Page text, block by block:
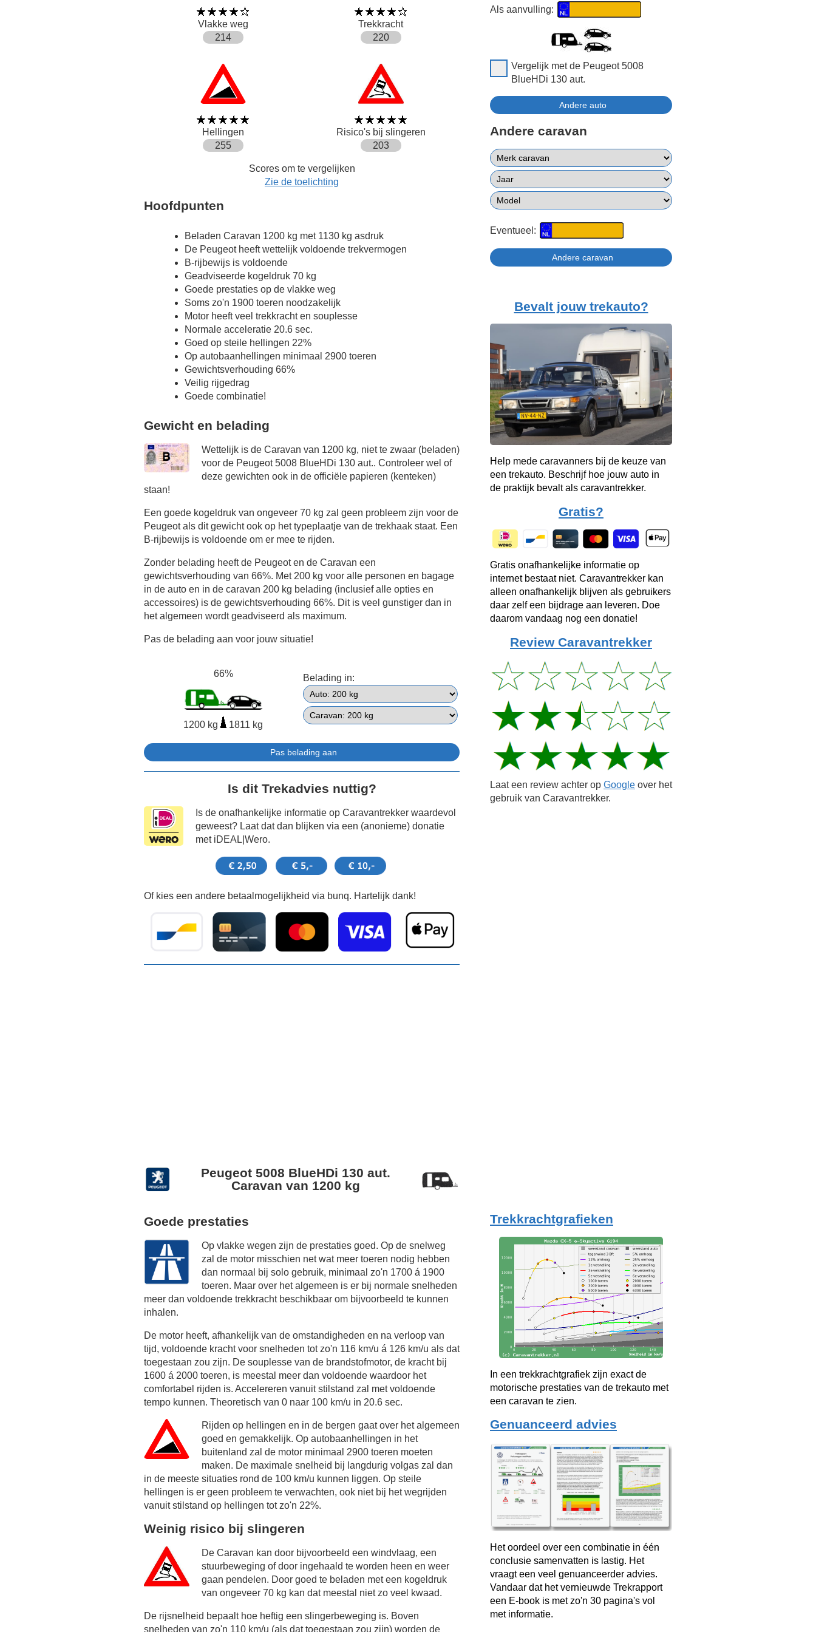
Vlakke weg
Trekkracht
214
220
Hellingen
Risico's bij slingeren
255
203
Scores om te vergelijken
Zie de toelichting
Hoofdpunten
Beladen Caravan 1200 kg met 1130 kg asdruk
De Peugeot heeft wettelijk voldoende trekvermogen
B-rijbewijs is voldoende
Geadviseerde kogeldruk 70 kg
Goede prestaties op de vlakke weg
Soms zo'n 1900 toeren noodzakelijk
Motor heeft veel trekkracht en souplesse
Normale acceleratie 20.6 sec.
Goed op steile hellingen 22%
Op autobaanhellingen minimaal 2900 toeren
Gewichtsverhouding 66%
Veilig rijgedrag
Goede combinatie!
Gewicht en belading
Wettelijk is de Caravan van 1200 kg, niet te zwaar (beladen)
voor de Peugeot 5008 BlueHDi 130 aut.. Controleer wel of
deze gewichten ook in de officiële papieren (kenteken)
staan!
Een goede kogeldruk van ongeveer 70 kg zal geen probleem zijn voor de
Peugeot als dit gewicht ook op het typeplaatje van de trekhaak staat. Een
B-rijbewijs is voldoende om er mee te rijden.
Zonder belading heeft de Peugeot en de Caravan een
gewichtsverhouding van 66%. Met 200 kg voor alle personen en bagage
in de auto en in de caravan 200 kg belading (inclusief alle opties en
accessoires) is de gewichtsverhouding 66%. Dit is veel gunstiger dan in
het algemeen wordt geadviseerd als maximum.
Pas de belading aan voor jouw situatie!
66%
1200 kg 1811 kg
Belading in:
Is dit Trekadvies nuttig?
Is de onafhankelijke informatie op Caravantrekker waardevol
geweest? Laat dat dan blijken via een (anonieme) donatie
met iDEAL|Wero.
Of kies een andere betaalmogelijkheid via bunq. Hartelijk dank!
Peugeot 5008 BlueHDi 130 aut.
Caravan van 1200 kg
Goede prestaties
Op vlakke wegen zijn de prestaties goed. Op de snelweg
zal de motor misschien net wat meer toeren nodig hebben
dan normaal bij solo gebruik, minimaal zo'n 1700 á 1900
toeren. Maar over het algemeen is er bij normale snelheden
meer dan voldoende trekkracht beschikbaar om bijvoorbeeld te kunnen
inhalen.
De motor heeft, afhankelijk van de omstandigheden en na verloop van
tijd, voldoende kracht voor snelheden tot zo'n 116 km/u á 126 km/u als dat
toegestaan zou zijn. De souplesse van de brandstofmotor, de kracht bij
1600 á 2000 toeren, is meestal meer dan voldoende waardoor het
comfortabel rijden is. Accelereren vanuit stilstand zal met voldoende
tempo kunnen. Theoretisch van 0 naar 100 km/u in 20.6 sec.
Rijden op hellingen en in de bergen gaat over het algemeen
goed en gemakkelijk. Op autobaanhellingen in het
buitenland zal de motor minimaal 2900 toeren moeten
maken. De maximale snelheid bij langdurig volgas zal dan
in de meeste situaties rond de 100 km/u kunnen liggen. Op steile
hellingen is er geen probleem te verwachten, ook niet bij het wegrijden
vanuit stilstand op hellingen tot zo'n 22%.
Weinig risico bij slingeren
De Caravan kan door bijvoorbeeld een windvlaag, een
stuurbeweging of door ingehaald te worden heen en weer
gaan pendelen. Door goed te beladen met een kogeldruk
van ongeveer 70 kg kan dat meestal niet zo veel kwaad.
De rijsnelheid bepaalt hoe heftig een slingerbeweging is. Boven
snelheden van zo'n 110 km/u (als dat toegestaan zou zijn) worden de
Als aanvulling:
Vergelijk met de Peugeot 5008
BlueHDi 130 aut.
Andere caravan
Eventueel:
Bevalt jouw trekauto?
Help mede caravanners bij de keuze van
een trekauto. Beschrijf hoe jouw auto in
de praktijk bevalt als caravantrekker.
Gratis?
Gratis onafhankelijke informatie op
internet bestaat niet. Caravantrekker kan
alleen onafhankelijk blijven als gebruikers
daar zelf een bijdrage aan leveren. Doe
daarom vandaag nog een donatie!
Review Caravantrekker
Laat een review achter op Google over het
gebruik van Caravantrekker.
Trekkrachtgrafieken
In een trekkrachtgrafiek zijn exact de
motorische prestaties van de trekauto met
een caravan te zien.
Genuanceerd advies
Het oordeel over een combinatie in één
conclusie samenvatten is lastig. Het
vraagt een veel genuanceerder advies.
Vandaar dat het vernieuwde Trekrapport
een E-book is met zo'n 30 pagina's vol
met informatie.